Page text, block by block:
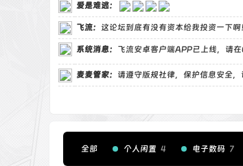
爱是难逃：
飞流： 这论坛到底有没有资本给我投资一下啊
系统消息： 飞流安卓客户端APP已上线，请在
麦麦管家： 请遵守版规社律，保护信息安全
全部 个人闲置 4 电子数码 7